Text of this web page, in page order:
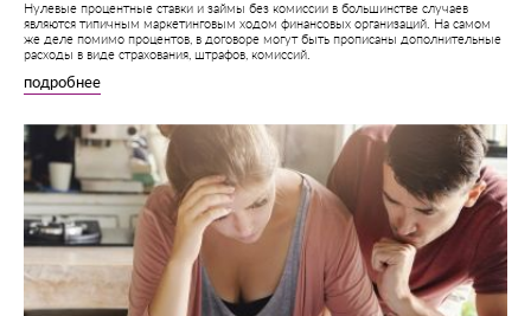
Нулевые процентные ставки и займы без комиссии в большинстве случаев
являются типичным маркетинговым ходом финансовых организаций. На самом
же деле помимо процентов, в договоре могут быть прописаны дополнительные
расходы в виде страхования, штрафов, комиссий.
подробнее